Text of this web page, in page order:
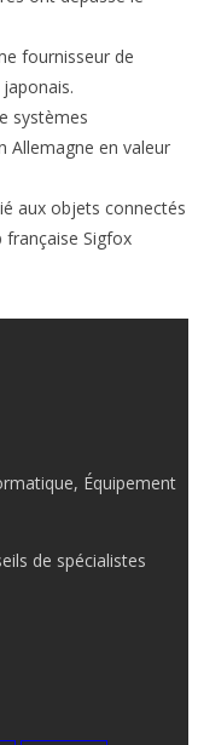
fournisseur de
systèmes
Allemagne en valeur
aux objets connectés
Sigfox
Équipement
de spécialistes